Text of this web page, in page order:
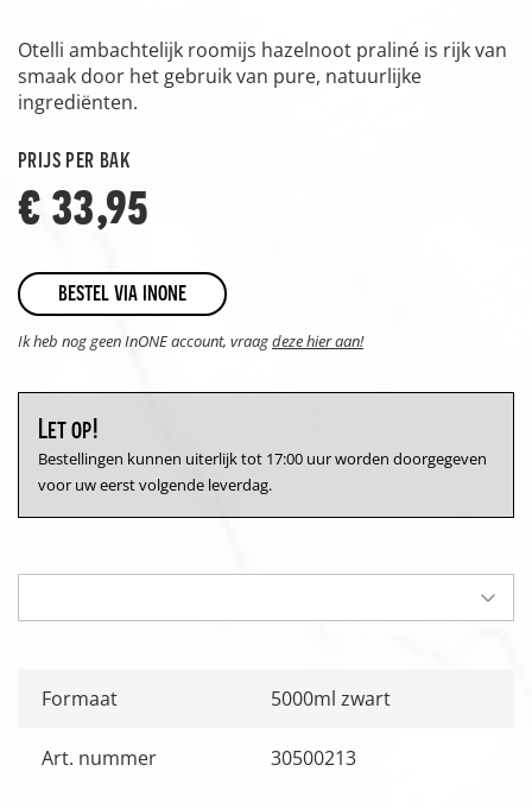
Otelli ambachtelijk roomijs hazelnoot praliné is rijk van
smaak door het gebruik van pure, natuurlijke
ingrediënten.
prijs per bak
€ 33,95
bestel via inone
Ik heb nog geen InONE account, vraagdeze hier aan!
Let op!
Bestellingen kunnen uiterlijk tot 17:00 uur worden doorgegeven
voor uw eerst volgende leverdag.
Formaat 5000ml zwart
Art. nummer 30500213